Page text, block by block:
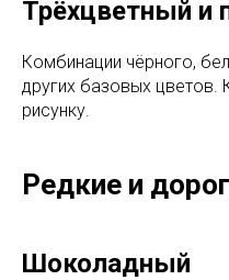
Трёхцветный и
Комбинации чёрного,
других базовых цветов.
рисунку.
Редкие и
Шоколадный